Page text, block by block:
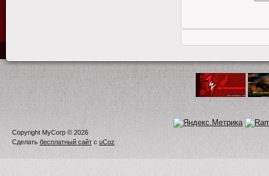
Copyright MyCorp © 2026
Сделать бесплатный сайт с uCoz